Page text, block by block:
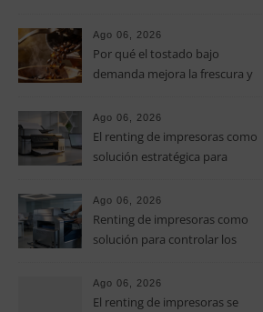
Ago 06, 2026
Por qué el tostado bajo
demanda mejora la frescura y
especialidad
Ago 06, 2026
El renting de impresoras como
solución estratégica para
pymes
Ago 06, 2026
Renting de impresoras como
solución para controlar los
pymes
Ago 06, 2026
El renting de impresoras se